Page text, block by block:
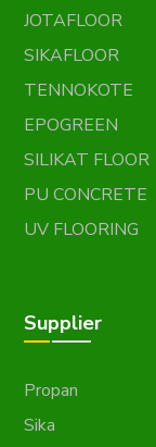
JOTAFLOOR
SIKAFLOOR
TENNOKOTE
EPOGREEN
SILIKAT FLOOR
PU CONCRETE
UV FLOORING
Supplier
Propan
Sika